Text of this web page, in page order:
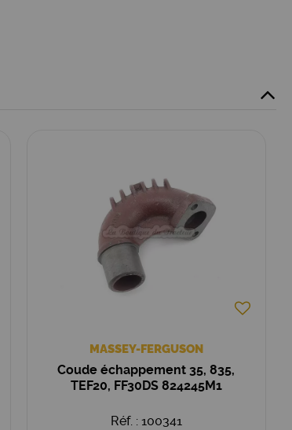
MASSEY-FERGUSON
Coude échappement 35, 835,
TEF20, FF30DS 824245M1
Réf. : 100341